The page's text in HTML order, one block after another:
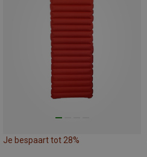
Je bespaart tot 28%